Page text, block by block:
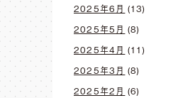
2025年6月 (13)
2025年5月 (8)
2025年4月 (11)
2025年3月 (8)
2025年2月 (6)